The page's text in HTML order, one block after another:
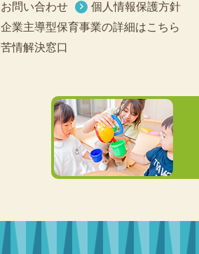
お問い合わせ
個人情報保護方針
企業主導型保育事業の詳細はこちら
苦情解決窓口